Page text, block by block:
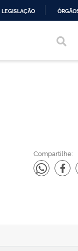
LEGISLAÇÃO
Compartilhe: